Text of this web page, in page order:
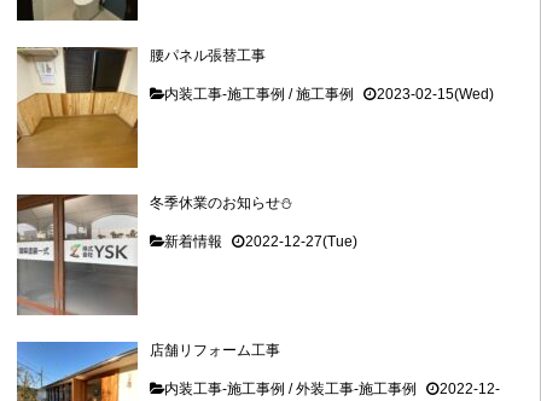
腰パネル張替工事
内装工事-施工事例 /施工事例 2023-02-15(Wed)
冬季休業のお知らせ⛄
新着情報 2022-12-27(Tue)
店舗リフォーム工事
内装工事-施工事例 /外装工事-施工事例
2022-12-